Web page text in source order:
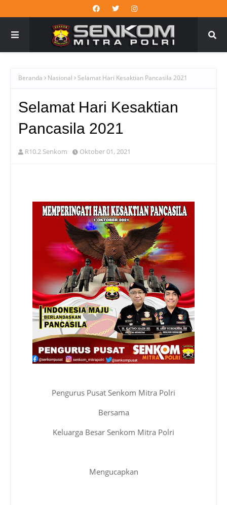
Beranda Nasional Selamat Hari Kesaktian Pancasila 2021
Selamat Hari Kesaktian
Pancasila 2021
R10.2 Senkom Oktober 01, 2021
Pengurus Pusat Senkom Mitra Polri
Bersama
Keluarga Besar Senkom Mitra Polri
Mengucapkan